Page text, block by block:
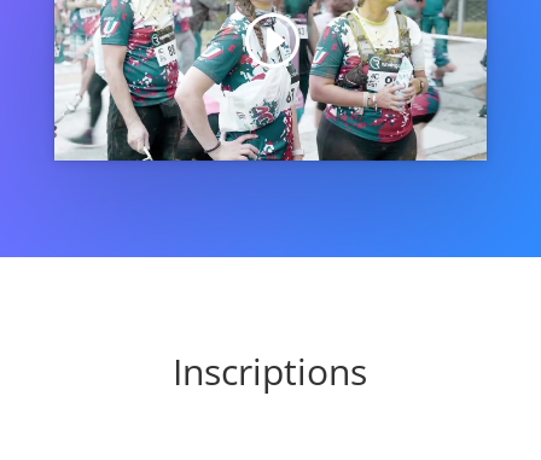
Cliquez pour accepter les cookies de
marketing et activer ce contenu
Inscriptions